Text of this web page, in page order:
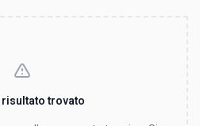
trovato